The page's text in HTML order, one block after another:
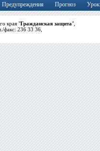
Предупреждения Прогноз
края "Гражданская защита",
факс: 236 33 36,